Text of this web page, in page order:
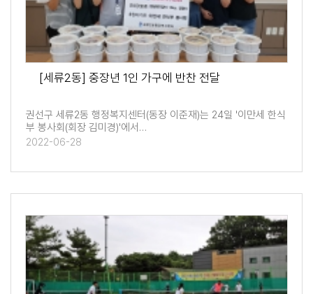
[세류2동] 중장년 1인 가구에 반찬 전달
권선구 세류2동 행정복지센터(동장 이준재)는 24일 '이만세 한식
부 봉사회(회장 김미경)'에서…
2022-06-28